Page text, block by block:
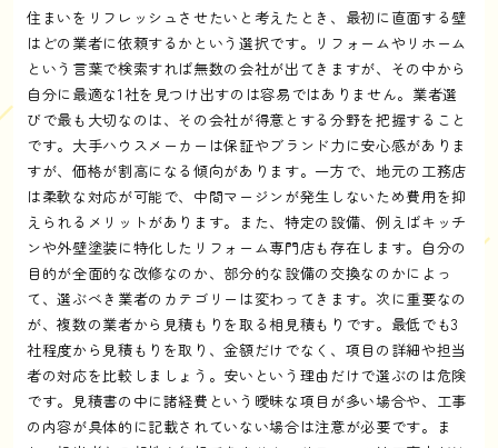
住まいをリフレッシュさせたいと考えたとき、最初に直面する壁
はどの業者に依頼するかという選択です。リフォームやリホーム
という言葉で検索すれば無数の会社が出てきますが、その中から
自分に最適な1社を見つけ出すのは容易ではありません。業者選
びで最も大切なのは、その会社が得意とする分野を把握すること
です。大手ハウスメーカーは保証やブランド力に安心感がありま
すが、価格が割高になる傾向があります。一方で、地元の工務店
は柔軟な対応が可能で、中間マージンが発生しないため費用を抑
えられるメリットがあります。また、特定の設備、例えばキッチ
ンや外壁塗装に特化したリフォーム専門店も存在します。自分の
目的が全面的な改修なのか、部分的な設備の交換なのかによっ
て、選ぶべき業者のカテゴリーは変わってきます。次に重要なの
が、複数の業者から見積もりを取る相見積もりです。最低でも3
社程度から見積もりを取り、金額だけでなく、項目の詳細や担当
者の対応を比較しましょう。安いという理由だけで選ぶのは危険
です。見積書の中に諸経費という曖昧な項目が多い場合や、工事
の内容が具体的に記載されていない場合は注意が必要です。ま